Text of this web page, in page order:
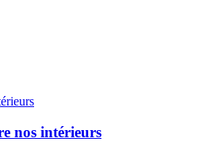
nos intérieurs